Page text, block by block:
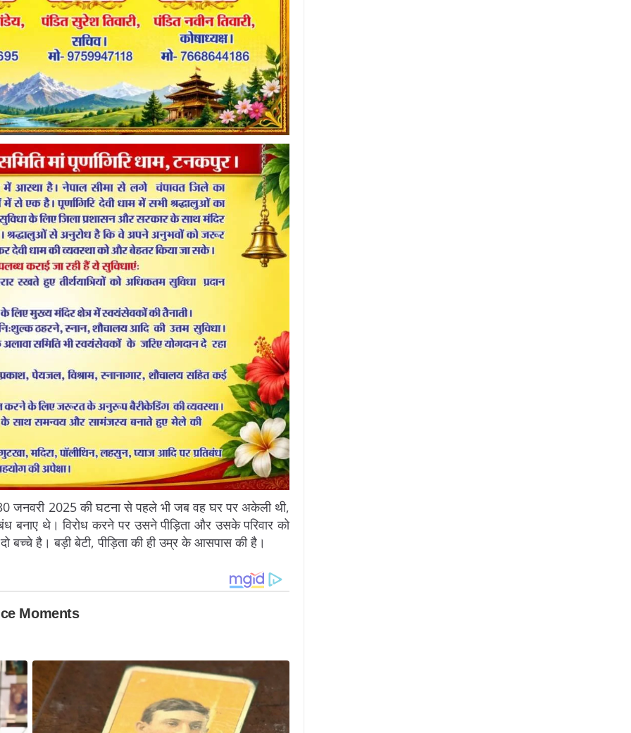
30 जनवरी 2025 की घटना से पहले भी जब वह घर पर अकेली थी,
बनाए थे। विरोध करने पर उसने पीड़िता और उसके परिवार को
बच्चे है। बड़ी बेटी, पीड़िता की ही उम्र के आसपास की है।